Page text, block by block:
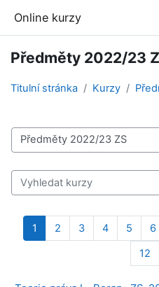
Online kurzy
Předměty 2022/23
Titulní stránka Kurzy
Kategorie kurzů
Vyhledat kurzy
1 Stránka 1
2 Stránka 2
3Stránka 3
4Stránka 4
5 6
12